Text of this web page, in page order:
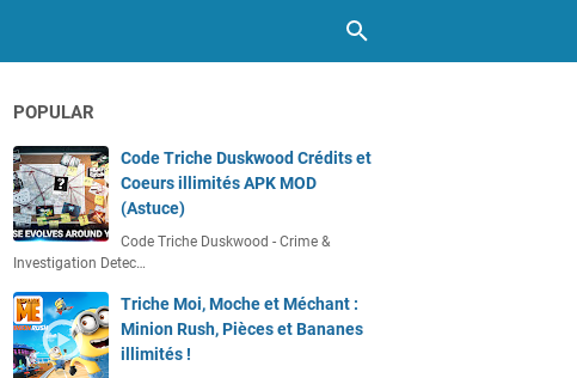
POPULAR
Code Triche Duskwood Crédits et
Coeurs illimités APK MOD
(Astuce)
Code Triche Duskwood - Crime &
Investigation Detec…
Triche Moi, Moche et Méchant :
Minion Rush, Pièces et Bananes
illimités !